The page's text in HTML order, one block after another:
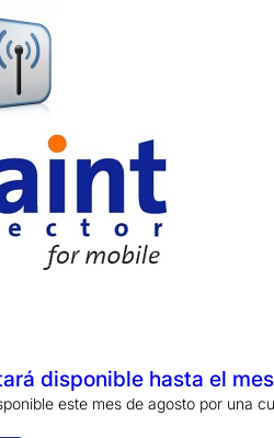
disponible hasta el
este mes de agosto por una